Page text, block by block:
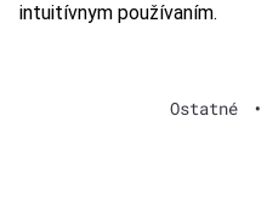
intuitívnym používaním.
Ostatné •